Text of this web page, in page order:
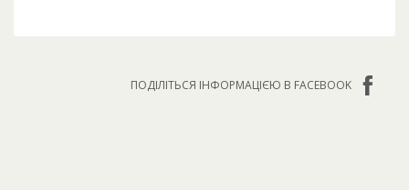
ПОДІЛІТЬСЯ ІНФОРМАЦІЄЮ В FACEBOOK